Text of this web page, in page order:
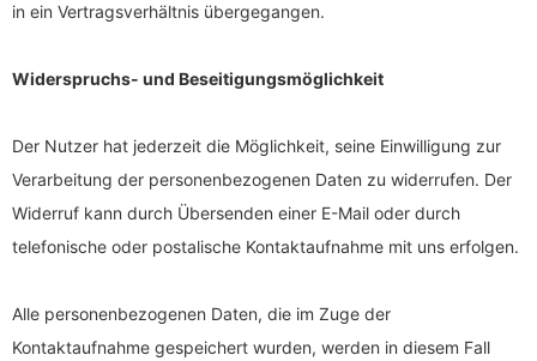
in ein Vertragsverhältnis übergegangen.
Widerspruchs- und Beseitigungsmöglichkeit
Der Nutzer hat jederzeit die Möglichkeit, seine Einwilligung zur
Verarbeitung der personenbezogenen Daten zu widerrufen. Der
Widerruf kann durch Übersenden einer E-Mail oder durch
telefonische oder postalische Kontaktaufnahme mit uns erfolgen.
Alle personenbezogenen Daten, die im Zuge der
Kontaktaufnahme gespeichert wurden, werden in diesem Fall